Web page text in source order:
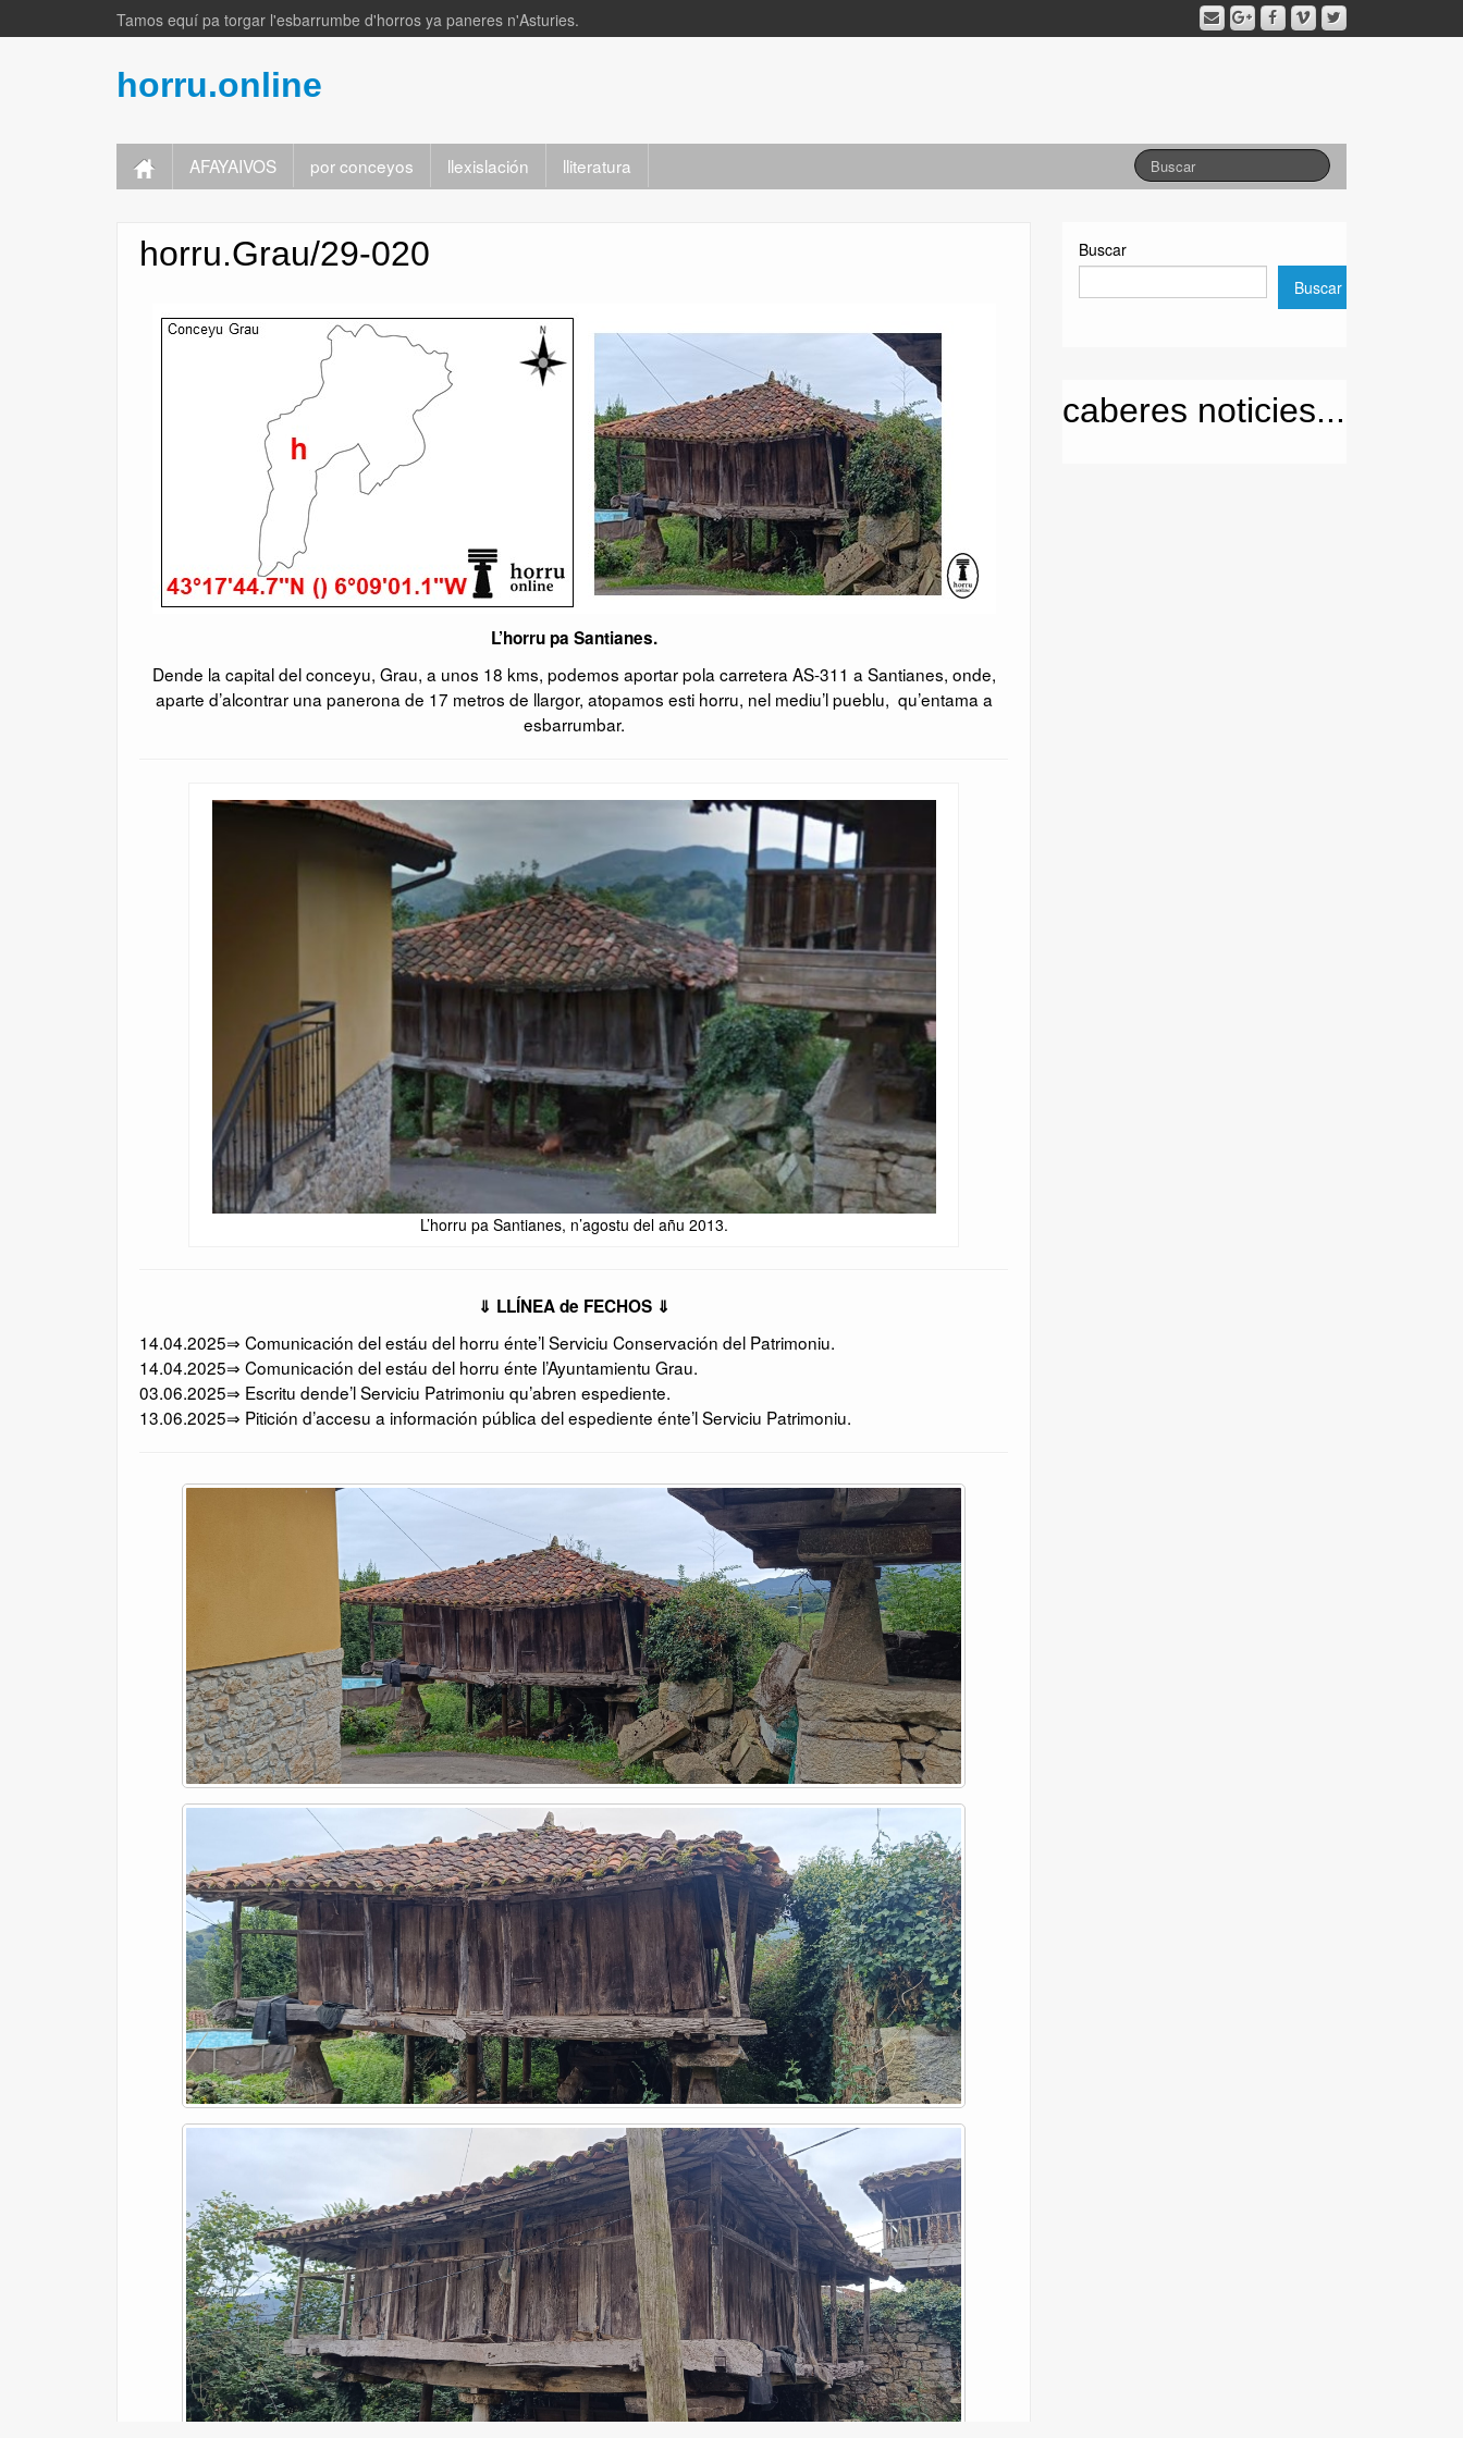
Tamos equí pa torgar l'esbarrumbe d'horros ya paneres n'Asturies.
horru.online
AFAYAIVOS por conceyos llexislación lliteratura
horru.Grau/29-020
L’horru pa Santianes.
Dende la capital del conceyu, Grau, a unos 18 kms, podemos aportar pola carretera AS-311 a Santianes, onde,
aparte d’alcontrar una panerona de 17 metros de llargor, atopamos esti horru, nel mediu’l pueblu, qu’entama a
esbarrumbar.
L’horru pa Santianes, n’agostu del añu 2013.
⇓ LLÍNEA de FECHOS ⇓
14.04.2025⇒ Comunicación del estáu del horru énte’l Serviciu Conservación del Patrimoniu.
14.04.2025⇒ Comunicación del estáu del horru énte l’Ayuntamientu Grau.
03.06.2025⇒ Escritu dende’l Serviciu Patrimoniu qu’abren espediente.
13.06.2025⇒ Pitición d’accesu a información pública del espediente énte’l Serviciu Patrimoniu.
Buscar
Buscar
caberes noticies...